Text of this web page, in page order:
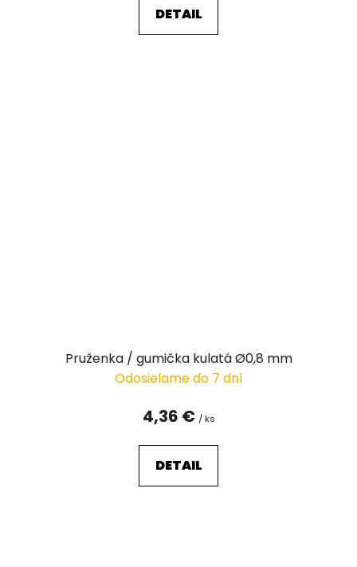
DETAIL
Pruženka / gumička kulatá Ø0,8 mm
Odosielame do 7 dní
4,36 € / ks
DETAIL